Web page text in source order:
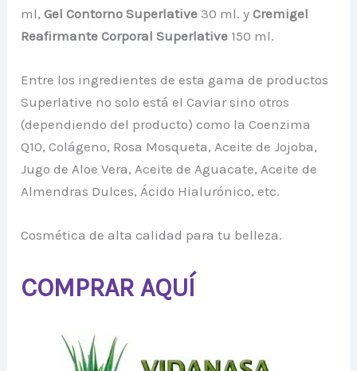
ml,Gel Contorno Superlative 30 ml. yCremigel
Reafirmante Corporal Superlative 150 ml.
Entre los ingredientes de esta gama de productos
Superlative no solo está el Caviar sino otros
(dependiendo del producto) como la Coenzima
Q10, Colágeno, Rosa Mosqueta, Aceite de Jojoba,
Jugo de Aloe Vera, Aceite de Aguacate, Aceite de
Almendras Dulces, Ácido Hialurónico, etc.
Cosmética de alta calidad para tu belleza.
COMPRAR AQUÍ